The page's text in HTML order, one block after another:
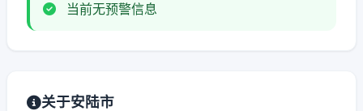
当前无预警信息
关于安陆市